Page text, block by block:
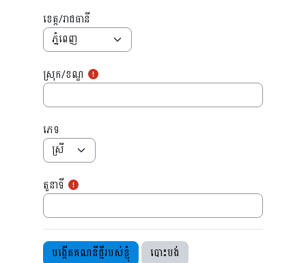
ខេត្ត/រាជធានី
ស្រុក/ខណ្ឌ
ភេទ
តួនាទី